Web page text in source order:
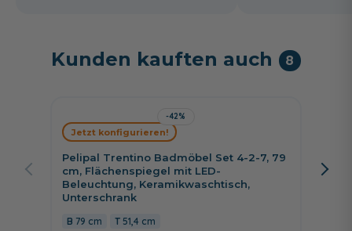
Kunden kauften auch 8
-42%
Pelipal Trentino Badmöbel Set 4-2-7, 79
cm, Flächenspiegel mit LED-
Beleuchtung, Keramikwaschtisch,
Unterschrank
79 cm 51,4 cm
Jetzt konfigurieren!
cm,